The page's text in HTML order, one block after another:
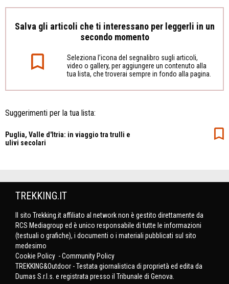
Salva gli articoli che ti interessano per leggerli in un
secondo momento
Seleziona l’icona del segnalibro sugli articoli,
video o gallery, per aggiungere un contenuto alla
tua lista, che troverai sempre in fondo alla pagina.
Suggerimenti per la tua lista:
Puglia, Valle d'Itria: in viaggio tra trulli e
ulivi secolari
TREKKING.IT
Il sito Trekking.it affiliato al network non è gestito direttamente da
RCS Mediagroup ed è unico responsabile di tutte le informazioni
(testuali o grafiche), i documenti o i materiali pubblicati sul sito
medesimo
Cookie Policy -Community Policy
TREKKING&Outdoor - Testata giornalistica di proprietà ed edita da
Dumas S.r.l.s. e registrata presso il Tribunale di Genova.